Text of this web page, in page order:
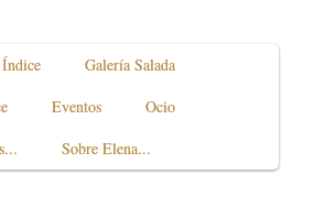
Índice
Galería Salada
Eventos
Ocio
Sobre Elena...